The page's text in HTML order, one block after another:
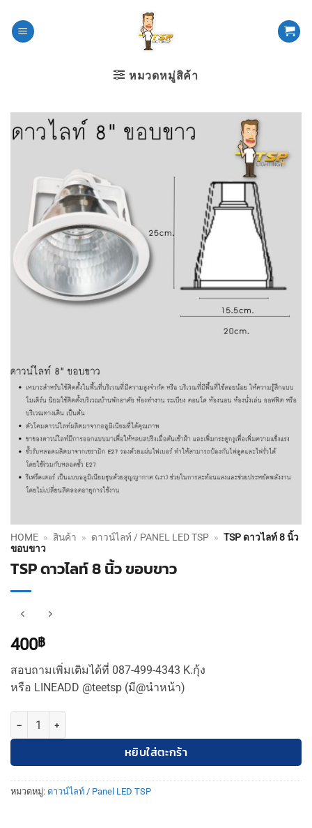
หมวดหมู่สิค้า
HOME » สินค้า » ดาวน์ไลท์ / PANEL LED TSP » TSP ดาวไลท์ 8 นิ้ว
ขอบขาว
TSP ดาวไลท์ 8 นิ้ว ขอบขาว
400฿
สอบถามเพิ่มเติมได้ที่ 087-499-4343 K.กุ้ง
หรือ LINEADD @teetsp (มี@นำหน้า)
จำนวน TSP ดาวไลท์ 8 นิ้ว ขอบขาว ชิ้น
หยิบใส่ตะกร้า
หมวดหมู่: ดาวน์ไลท์ / Panel LED TSP